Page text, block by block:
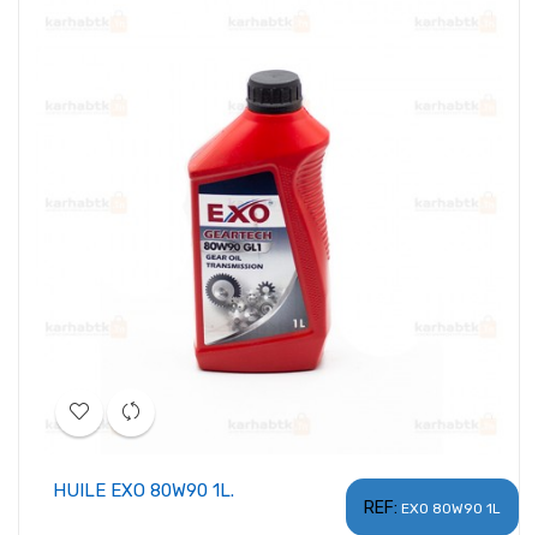
REF: EXO 80W90 1L
HUILE EXO 80W90 1L.